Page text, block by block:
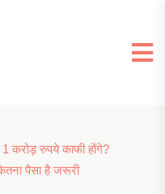
करोड़ रुपये काफी होंगे?
पैसा है जरूरी